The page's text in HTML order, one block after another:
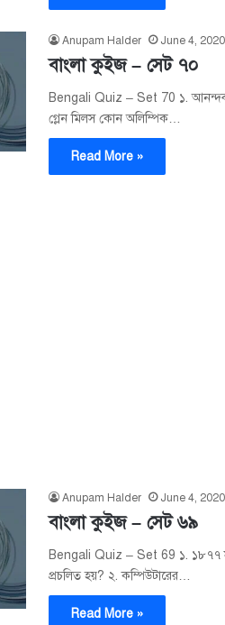
Anupam Halder June 4, 2020
বাংলা কুইজ – সেট ৭০
Bengali Quiz – Set 70 ১.
গ্লেন মিলস কোন অলিম্পিক…
Read More »
Anupam Halder June 4, 2020
বাংলা কুইজ – সেট ৬৯
Bengali Quiz – Set 69 ১. ১৮৭৭
প্রচলিত হয়? ২. কম্পিউটারের…
Read More »